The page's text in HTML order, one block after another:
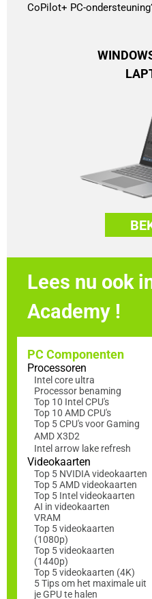
CoPilot+ PC-
Lees nu ook
Academy !
PC Componenten
Processoren
Intel core ultra
Processor benaming
Top 10 Intel CPU's
Top 10 AMD CPU's
Top 5 CPU's voor Gaming
AMD X3D2
Intel arrow lake refresh
Videokaarten
Top 5 NVIDIA videokaarten
Top 5 AMD videokaarten
Top 5 Intel videokaarten
AI in videokaarten
VRAM
Top 5 videokaarten
(1080p)
Top 5 videokaarten
(1440p)
Top 5 videokaarten (4K)
5 Tips om het maximale uit
je GPU te halen